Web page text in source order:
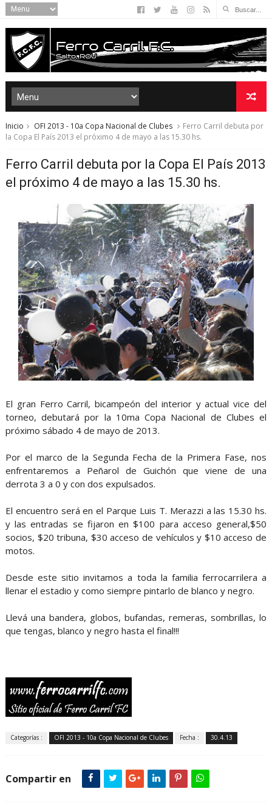
Inicio OFI 2013 - 10a Copa Nacional de Clubes
Ferro Carril debuta por
la Copa El País 2013 el próximo 4 de mayo a las 15.30 hs.
Ferro Carril debuta por la Copa El País 2013
el próximo 4 de mayo a las 15.30 hs.
El gran Ferro Carril, bicampeón del interior y actual vice del
torneo, debutará por la 10ma Copa Nacional de Clubes el
próximo sábado 4 de mayo de 2013.
Por el marco de la Segunda Fecha de la Primera Fase, nos
enfrentaremos a Peñarol de Guichón que viene de una
derrota 3 a 0 y con dos expulsados.
El encuentro será en el Parque Luis T. Merazzi a las 15.30 hs.
y las entradas se fijaron en $100 para acceso general,$50
socios, $20 tribuna, $30 acceso de vehículos y $10 acceso de
motos.
Desde este sitio invitamos a toda la familia ferrocarrilera a
llenar el estadio y como siempre pintarlo de blanco y negro.
Llevá una bandera, globos, bufandas, remeras, sombrillas, lo
que tengas, blanco y negro hasta el final!!!
Categorías : OFI 2013 - 10a Copa Nacional de Clubes Fecha : 30.4.13
Compartir en